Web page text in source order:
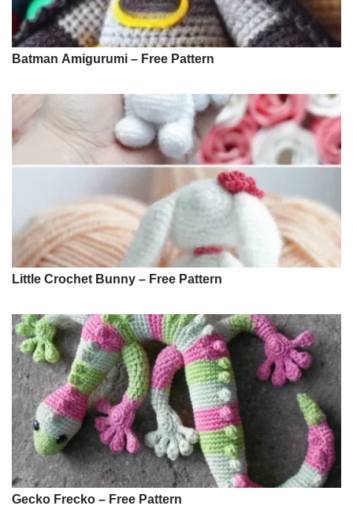
Batman Amigurumi – Free Pattern
Little Crochet Bunny – Free Pattern
Gecko Frecko – Free Pattern